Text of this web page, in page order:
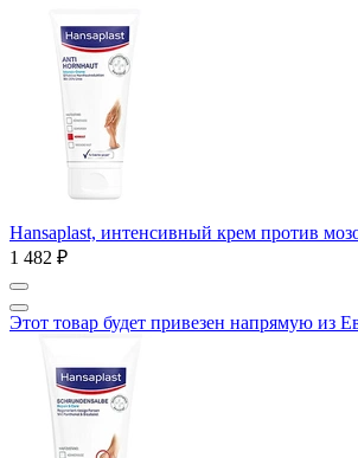
Hansaplast, интенсивный крем против
1 482 ₽
Этот товар будет привезен напрямую из